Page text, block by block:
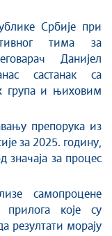
Србије при
тима за
Данијел
састанак са
група и њиховим
препорука из
за 2025. годину,
за процес
самопроцене
прилога које су
резултати морају